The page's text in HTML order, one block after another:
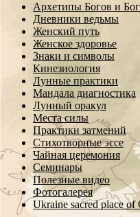
Архетипы Богов и
Дневники ведьмы
Женский путь
Женское здоровье
Знаки и символы
Кинезиология
Лунные практики
Мандала диагностика
Лунный оракул
Места силы
Практики затмений
Стихотворные эссе
Чайная церемония
Семинары
Полезные видео
Фотогалерея
Ukraine sacred place of